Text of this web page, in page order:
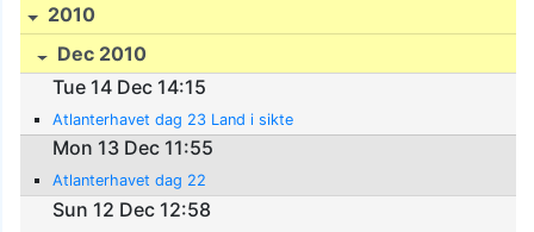
2010
Dec 2010
Tue 14 Dec 14:15
Atlanterhavet dag 23 Land i sikte
Mon 13 Dec 11:55
Atlanterhavet dag 22
Sun 12 Dec 12:58